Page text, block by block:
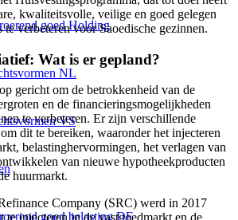
goed Holding
NL
VS
goed belasting DE
kwaliteitsvolle, veilige en goed gelegen
verbeteren voor Saoedische gezinnen.
Wat is er gepland?
gericht om de betrokkenheid van de
en de financieringsmogelijkheden
te verbeteren. Er zijn verschillende
dit te bereiken, waaronder het injecteren
belastinghervormingen, het verlagen van
van nieuwe hypotheekproducten
huurmarkt.
Company (SRC) werd in 2017